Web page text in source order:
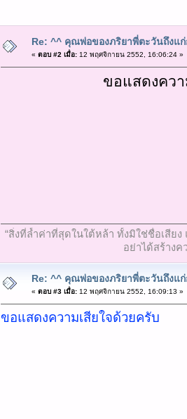
Re: ^^ คุณพ่อของภริยาพี่ตะวันถึงแ
« ตอบ #2 เมื่อ:12 พฤศจิกายน 2552, 16:06:24 »
ขอแสดงคว
“สิ่งที่ล้ำค่าที่สุดในใต้หล้า ทั้งมิใช่ชื่อเสีย
อย่าได้สร้างค
Re: ^^ คุณพ่อของภริยาพี่ตะวันถึงแ
« ตอบ #3 เมื่อ:12 พฤศจิกายน 2552, 16:09:13 »
ขอแสดงความเสียใจด้วยครับ